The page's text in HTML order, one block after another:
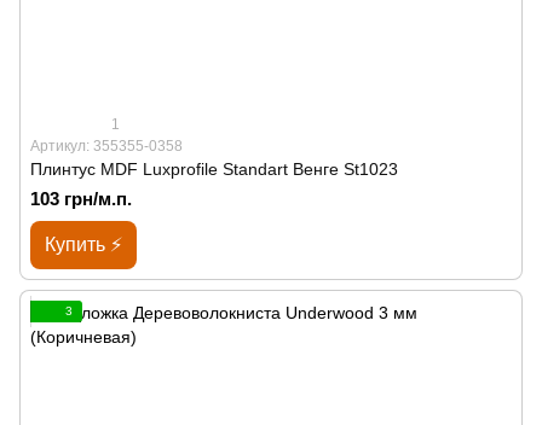
1
Артикул: 355355-0358
Плинтус MDF Luxprofile Standart Венге St1023
103 грн/м.п.
Купить ⚡
3